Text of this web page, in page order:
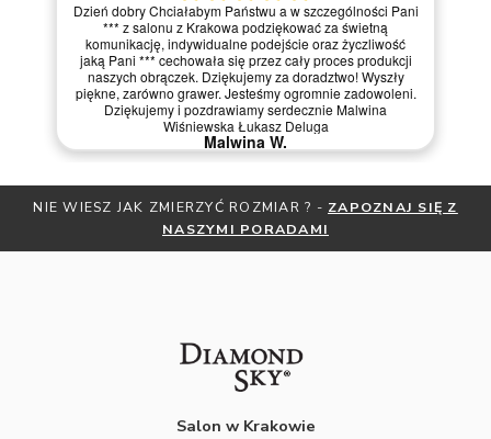
Dzień dobry Chciałabym Państwu a w szczególności Pani
*** z salonu z Krakowa podziękować za świetną
komunikację, indywidualne podejście oraz życzliwość
jaką Pani *** cechowała się przez cały proces produkcji
naszych obrączek. Dziękujemy za doradztwo! Wyszły
piękne, zarówno grawer. Jesteśmy ogromnie zadowoleni.
Dziękujemy i pozdrawiamy serdecznie Malwina
Wiśniewska Łukasz Deluga
Malwina W.
NIE WIESZ JAK ZMIERZYĆ ROZMIAR ? - ZAPOZNAJ SIĘ Z
NASZYMI PORADAMI
Salon w Krakowie